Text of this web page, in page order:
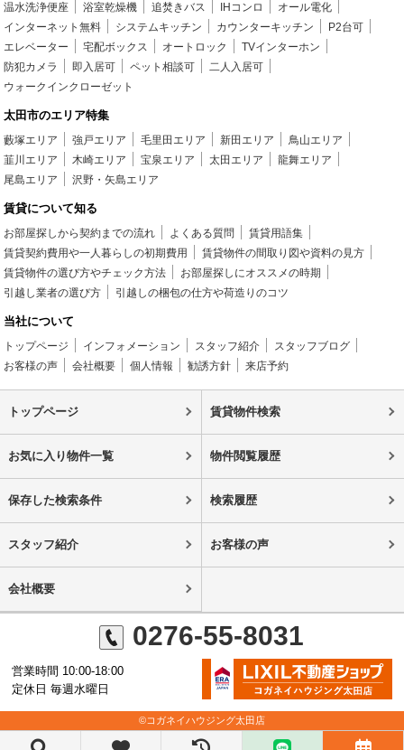
温水洗浄便座
浴室乾燥機 追焚きバス IHコンロ
オール電化
インターネット無料
システムキッチン カウンターキッチン
P2台可
エレベーター
宅配ボックス オートロック
TVインターホン
防犯カメラ
即入居可 ペット相談可
二人入居可
ウォークインクローゼット
太田市のエリア特集
藪塚エリア 強戸エリア 毛里田エリア 新田エリア
鳥山エリア
韮川エリア
木崎エリア 宝泉エリア 太田エリア
龍舞エリア
尾島エリア
沢野・矢島エリア
賃貸について知る
お部屋探しから契約までの流れ よくある質問
賃貸用語集
賃貸契約費用や一人暮らしの初期費用
賃貸物件の間取り図や資料の見方
賃貸物件の選び方やチェック方法
お部屋探しにオススメの時期
引越し業者の選び方
引越しの梱包の仕方や荷造りのコツ
当社について
トップページ インフォメーション スタッフ紹介
スタッフブログ
お客様の声
会社概要 個人情報 勧誘方針 来店予約
トップページ 賃貸物件検索
お気に入り物件一覧 物件閲覧履歴
保存した検索条件 検索履歴
スタッフ紹介 お客様の声
会社概要
0276-55-8031
営業時間 10:00-18:00
定休日 毎週水曜日
©コガネイハウジング太田店